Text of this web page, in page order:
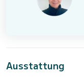
Ausstattung